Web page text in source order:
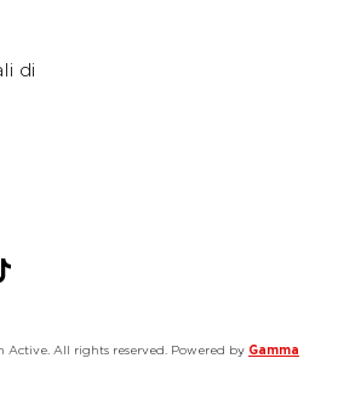
di
All rights reserved. Powered by Gamma